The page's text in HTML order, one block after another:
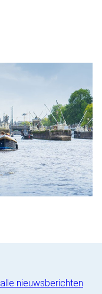
alle nieuwsberichten